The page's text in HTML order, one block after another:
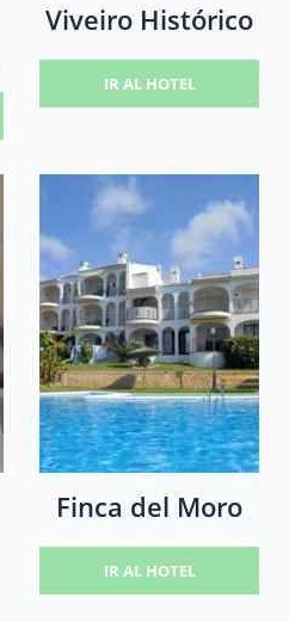
Viveiro Histórico
IR AL HOTEL
Finca del Moro
IR AL HOTEL